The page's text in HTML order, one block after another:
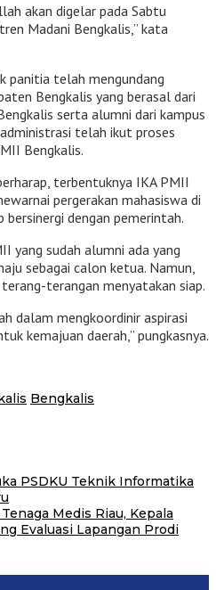
akan digelar pada Sabtu
Madani Bengkalis,” kata
panitia telah mengundang
Bengkalis yang berasal dari
serta alumni dari kampus
telah ikut proses
Bengkalis.
terbentuknya IKA PMII
pergerakan mahasiswa di
bersinergi dengan pemerintah.
yang sudah alumni ada yang
sebagai calon ketua. Namun,
terangan menyatakan siap.
dalam mengkoordinir aspirasi
kemajuan daerah,” pungkasnya.
Bengkalis
PSDKU Teknik Informatika
Medis Riau, Kepala
Evaluasi Lapangan Prodi